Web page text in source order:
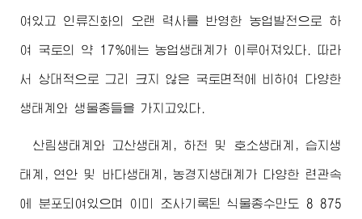
여있고 인류진화의 오랜 력사를 반영한 농업발전으로 하
여 국토의 약 17%에는 농업생태계가 이루어져있다. 따라
서 상대적으로 그리 크지 않은 국토면적에 비하여 다양한
생태계와 생물종들을 가지고있다.
산림생태계와 고산생태계, 하천 및 호소생태계, 습지생
태계, 연안 및 바다생태계, 농경지생태계가 다양한 련관속
에 분포되여있으며 이미 조사기록된 식물종수만도 8 875